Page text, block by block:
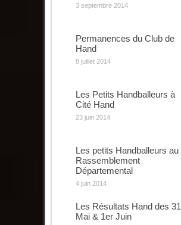
3 septembre 2014
Permanences du Club de
Hand
8 juillet 2014
Les Petits Handballeurs à
Cité Hand
23 juin 2014
Les petits Handballeurs au
Rassemblement
Départemental
4 juin 2014
Les Résultats Hand des 31
Mai & 1er Juin